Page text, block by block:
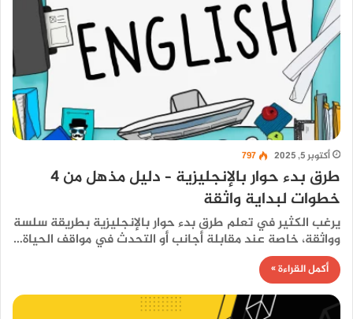
أكتوبر 5, 2025 797
طرق بدء حوار بالإنجليزية – دليل مذهل من 4
خطوات لبداية واثقة
يرغب الكثير في تعلم طرق بدء حوار بالإنجليزية بطريقة سلسة
وواثقة، خاصة عند مقابلة أجانب أو التحدث في مواقف الحياة…
أكمل القراءة »